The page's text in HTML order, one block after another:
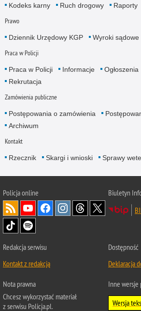
Kodeks karny
Ruch drogowy Raporty
Prawo
Dziennik Urzędowy KGP Wyroki sądowe
Praca w Policji
Praca w Policji Informacje Ogłoszenia
Rekrutacja
Zamówienia publiczne
Postępowania o zamówienia
Archiwum
Kontakt
Rzecznik Skargi i wnioski Sprawy
Policjaonline
Biuletyn
Redakcja serwisu
Kontakt z redakcją
Dostępność
Deklaracja
Nota prawna
Chcesz wykorzystać materiał
z serwisu Policja.pl.
Inne wersje
Wersja